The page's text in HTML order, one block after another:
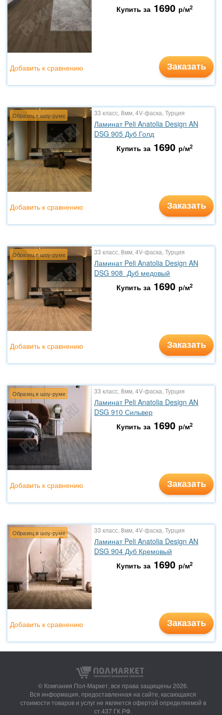
Купить за 1690 р/м2
Заказать
Добавить к сравнению
Образец в шоу-руме 33 класс, 8мм, 4V-фаска, Турция
Ламинат Peli Anatolia Design AN
DSG 905 Дуб Голд
Купить за 1690 р/м2
Заказать
Добавить к сравнению
Образец в шоу-руме 33 класс, 8мм, 4V-фаска, Турция
Ламинат Peli Anatolia Design AN
DSG 908 Дуб медовый
Купить за 1690 р/м2
Заказать
Добавить к сравнению
Образец в шоу-руме 33 класс, 8мм, 4V-фаска, Турция
Ламинат Peli Anatolia Design AN
DSG 910 Сильвер
Купить за 1690 р/м2
Заказать
Добавить к сравнению
Образец в шоу-руме 33 класс, 8мм, 4V-фаска, Турция
Ламинат Peli Anatolia Design AN
DSG 904 Дуб Кремовый
Купить за 1690 р/м2
Заказать
Добавить к сравнению
© Компания Пол-Маркет, все права защищены 2026.
Вся информация, предоставленная на сайте, касающаяся
стоимости товаров и услуг не является офертой определяемой в
ст.437 ГК РФ.